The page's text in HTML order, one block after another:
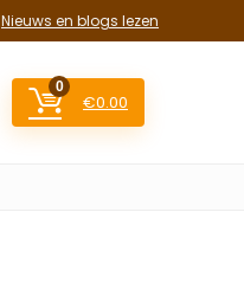
Nieuws en blogs lezen
0
€0.00